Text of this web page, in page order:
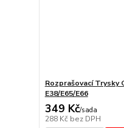
Rozprašovací Trysky
E38/E65/E66
349 Kč/sada
288 Kč bez DPH